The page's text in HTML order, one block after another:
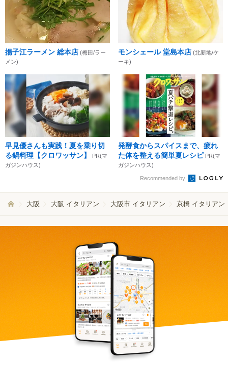
揚子江ラーメン 総本店 (梅田/ラー
メン)
モンシェール 堂島本店 (北新地/ケ
ーキ)
早見優さんも実践！夏を乗り切
る鍋料理【クロワッサン】
PR(マ
ガジンハウス)
発酵食からスパイスまで、疲れ
た体を整える簡単夏レシピ PR(マ
ガジンハウス)
Recommended by
大阪 大阪 イタリアン 大阪市 イタリアン 京橋 イタリアン